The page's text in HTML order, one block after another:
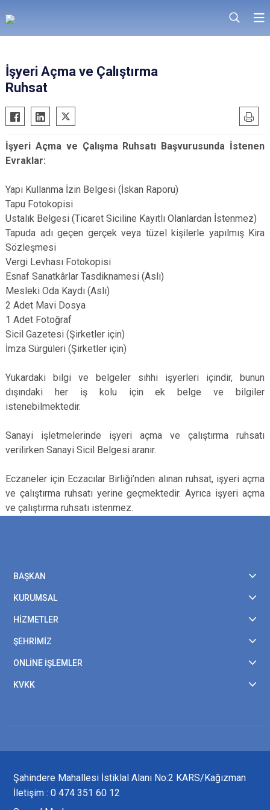
İşyeri Açma ve Çalıştırma
Ruhsat
İşyeri Açma ve Çalışma Ruhsatı Başvurusunda İstenen
Evraklar:
Yapı Kullanma İzin Belgesi (İskan Raporu)
Tapu Fotokopisi
Ustalık Belgesi (Ticaret Siciline Kayıtlı Olanlardan İstenmez)
Tapuda adı geçen gerçek veya tüzel kişilerle yapılmış Kira
Sözleşmesi
Vergi Levhası Fotokopisi
Esnaf Sanatkârlar Tasdiknamesi (Aslı)
Mesleki Oda Kaydı (Aslı)
2 Adet Mavi Dosya
1 Adet Fotoğraf
Sicil Gazetesi (Şirketler için)
İmza Sürgüleri (Şirketler için)
Yukardaki bilgi ve belgeler sıhhi işyerleri içindir, bunun
dışındaki her iş kolu için ek belge ve bilgiler
istenebilmektedir.
Sanayi işletmelerinde işyeri açma ve çalıştırma ruhsatı
verilirken Sanayi Sicil Belgesi aranır.
Eczaneler için Eczacılar Birliği’nden alınan ruhsat, işyeri açma
ve çalıştırma ruhsatı yerine geçmektedir. Ayrıca işyeri açma
ve çalıştırma ruhsatı istenmez.
BAŞKAN
KURUMSAL
HİZMETLER
ŞEHRİMİZ
ONLİNE İŞLEMLER
KVKK
Şahindere Mahallesi İstiklal Alanı No:2 KARS/Kağızman
İletişim : 0 474 351 60 12